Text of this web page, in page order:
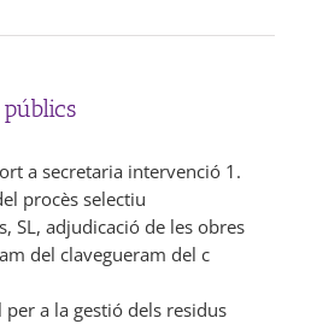
a secretaria intervenció 1.
procès selectiu
SL, adjudicació de les obres
del clavegueram del c
a la gestió dels residus